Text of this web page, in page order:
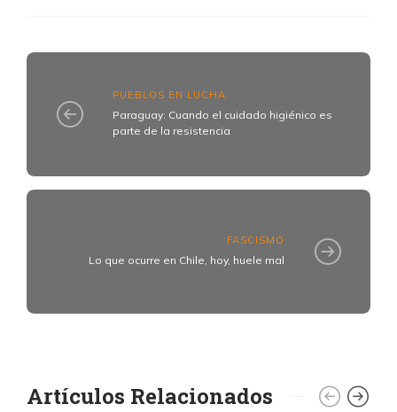
PUEBLOS EN LUCHA
Paraguay: Cuando el cuidado higiénico es
parte de la resistencia
FASCISMO
Lo que ocurre en Chile, hoy, huele mal
Artículos Relacionados